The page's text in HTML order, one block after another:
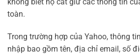
không biết họ cất giữ các thông tin
toàn.
Trong trường hợp của Yahoo, thông
nhập bao gồm tên, địa chỉ email, số